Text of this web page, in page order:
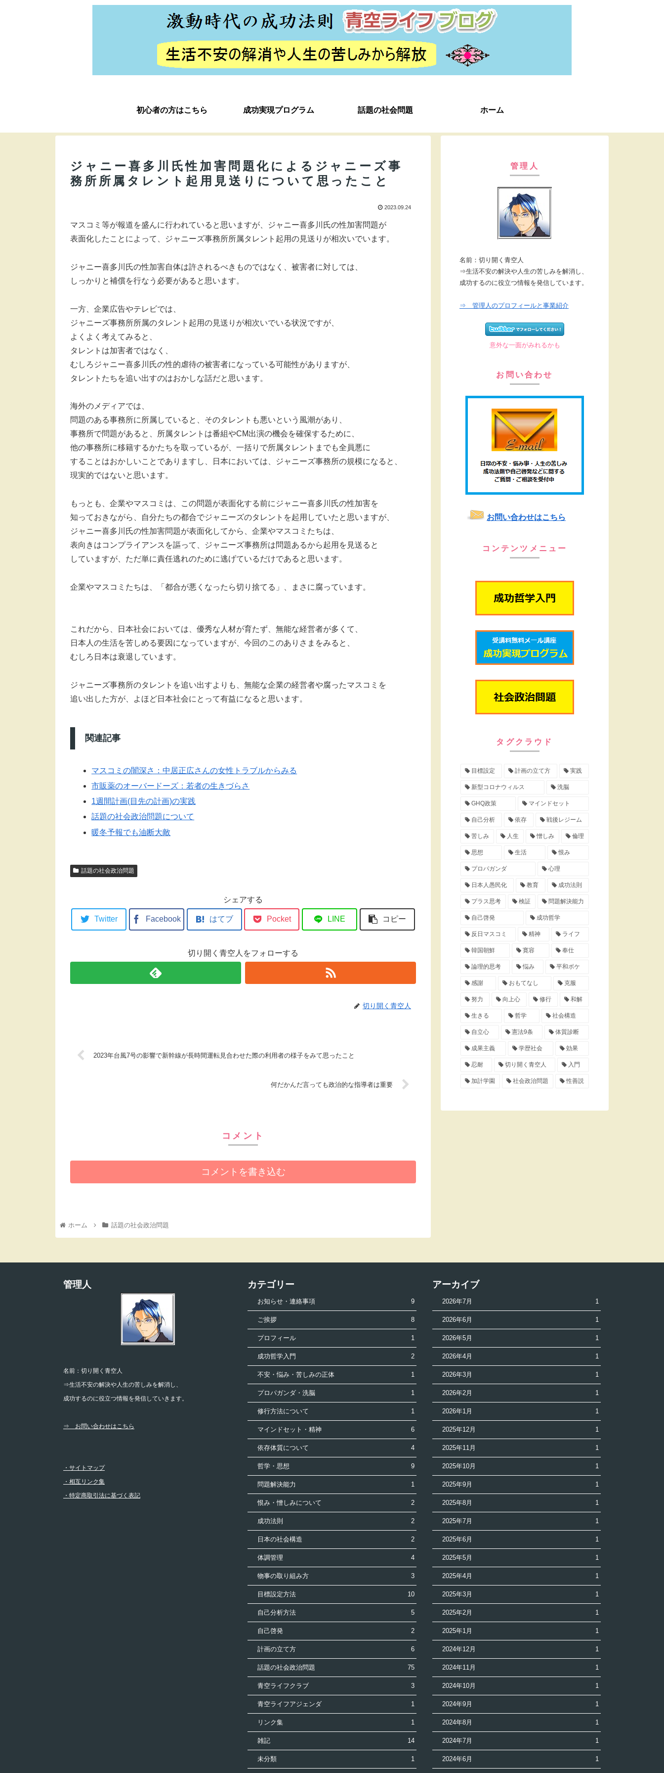
初心者の方はこちら 成功実現プログラム 話題の社会問題 ホーム
ジャニー喜多川氏性加害問題化によるジャニーズ事
務所所属タレント起用見送りについて思ったこと
2023.09.24
マスコミ等が報道を盛んに行われていると思いますが、ジャニー喜多川氏の性加害問題が
表面化したことによって、ジャニーズ事務所所属タレント起用の見送りが相次いでいます。
ジャニー喜多川氏の性加害自体は許されるべきものではなく、被害者に対しては、
しっかりと補償を行なう必要があると思います。
一方、企業広告やテレビでは、
ジャニーズ事務所所属のタレント起用の見送りが相次いでいる状況ですが、
よくよく考えてみると、
タレントは加害者ではなく、
むしろジャニー喜多川氏の性的虐待の被害者になっている可能性がありますが、
タレントたちを追い出すのはおかしな話だと思います。
海外のメディアでは、
問題のある事務所に所属していると、そのタレントも悪いという風潮があり、
事務所で問題があると、所属タレントは番組やCM出演の機会を確保するために、
他の事務所に移籍するかたちを取っているが、一括りで所属タレントまでも全員悪に
することはおかしいことでありますし、日本においては、ジャニーズ事務所の規模になると、
現実的ではないと思います。
もっとも、企業やマスコミは、この問題が表面化する前にジャニー喜多川氏の性加害を
知っておきながら、自分たちの都合でジャニーズのタレントを起用していたと思いますが、
ジャニー喜多川氏の性加害問題が表面化してから、企業やマスコミたちは、
表向きはコンプライアンスを謳って、ジャニーズ事務所は問題あるから起用を見送ると
していますが、ただ単に責任逃れのために逃げているだけであると思います。
企業やマスコミたちは、「都合が悪くなったら切り捨てる」、まさに腐っています。
これだから、日本社会においては、優秀な人材が育たず、無能な経営者が多くて、
日本人の生活を苦しめる要因になっていますが、今回のこのありさまをみると、
むしろ日本は衰退しています。
ジャニーズ事務所のタレントを追い出すよりも、無能な企業の経営者や腐ったマスコミを
追い出した方が、よほど日本社会にとって有益になると思います。
関連記事
マスコミの闇深さ：中居正広さんの女性トラブルからみる
市販薬のオーバードーズ：若者の生きづらさ
1週間計画(目先の計画)の実践
話題の社会政治問題について
暖冬予報でも油断大敵
話題の社会政治問題
シェアする
Twitter Facebook はてブ Pocket LINE コピー
切り開く青空人をフォローする
切り開く青空人
2023年台風7号の影響で新幹線が長時間運転見合わせた際の利用者の様子をみて思ったこと
何だかんだ言っても政治的な指導者は重要
コメント
コメントを書き込む
ホーム 話題の社会政治問題
管理人
名前：切り開く青空人
⇒生活不安の解決や人生の苦しみを解消し、
成功するのに役立つ情報を発信しています。
⇒ 管理人のプロフィールと事業紹介
意外な一面がみれるかも
お問い合わせ
お問い合わせはこちら
コンテンツメニュー
タグクラウド
目標設定 計画の立て方 実践
新型コロナウィルス 洗脳
GHQ政策 マインドセット
自己分析 依存 戦後レジーム
苦しみ 人生 憎しみ 倫理
思想 生活 恨み
プロパガンダ 心理
日本人愚民化 教育 成功法則
プラス思考 検証 問題解決能力
自己啓発 成功哲学
反日マスコミ 精神 ライフ
韓国朝鮮 寛容 奉仕
論理的思考 悩み 平和ボケ
感謝 おもてなし 克服
努力 向上心 修行 和解
生きる 哲学 社会構造
自立心 憲法9条 体質診断
成果主義 学歴社会 効果
忍耐 切り開く青空人 入門
加計学園 社会政治問題 性善説
管理人
名前：切り開く青空人
⇒生活不安の解決や人生の苦しみを解消し、
成功するのに役立つ情報を発信していきます。
⇒ お問い合わせはこちら
・サイトマップ
・相互リンク集
・特定商取引法に基づく表記
カテゴリー
お知らせ・連絡事項 9
ご挨拶 8
プロフィール 1
成功哲学入門 2
不安・悩み・苦しみの正体 1
プロパガンダ・洗脳 1
修行方法について 1
マインドセット・精神 6
依存体質について 4
哲学・思想 9
問題解決能力 1
恨み・憎しみについて 2
成功法則 2
日本の社会構造 2
体調管理 4
物事の取り組み方 3
目標設定方法 10
自己分析方法 5
自己啓発 2
計画の立て方 6
話題の社会政治問題 75
青空ライフクラブ 3
青空ライフアジェンダ 1
リンク集 1
雑記 14
未分類 1
アーカイブ
2026年7月 1
2026年6月 1
2026年5月 1
2026年4月 1
2026年3月 1
2026年2月 1
2026年1月 1
2025年12月 1
2025年11月 1
2025年10月 1
2025年9月 1
2025年8月 1
2025年7月 1
2025年6月 1
2025年5月 1
2025年4月 1
2025年3月 1
2025年2月 1
2025年1月 1
2024年12月 1
2024年11月 1
2024年10月 1
2024年9月 1
2024年8月 1
2024年7月 1
2024年6月 1